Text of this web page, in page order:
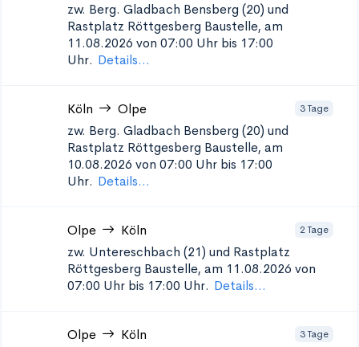
zw. Berg. Gladbach Bensberg (20) und
Rastplatz Röttgesberg Baustelle, am
11.08.2026 von 07:00 Uhr bis 17:00
Uhr. Details...
Köln Olpe 3 Tage
zw. Berg. Gladbach Bensberg (20) und
Rastplatz Röttgesberg Baustelle, am
10.08.2026 von 07:00 Uhr bis 17:00
Uhr. Details...
Olpe Köln 2 Tage
zw. Untereschbach (21) und Rastplatz
Röttgesberg Baustelle, am 11.08.2026 von
07:00 Uhr bis 17:00 Uhr. Details...
Olpe Köln 3 Tage